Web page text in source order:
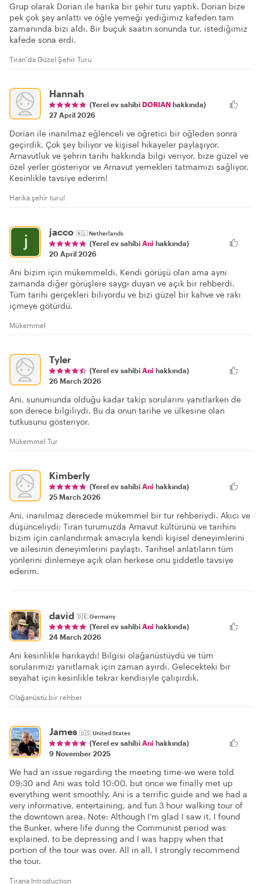
Grup olarak Dorian ile harika bir şehir turu yaptık. Dorian bize
pek çok şey anlattı ve öğle yemeği yediğimiz kafeden tam
zamanında bizi aldı. Bir buçuk saatin sonunda tur, istediğimiz
kafede sona erdi.
Tiran'da Güzel Şehir Turu
Hannah
(Yerel ev sahibi DORIAN hakkında)
27 April 2026
Dorian ile inanılmaz eğlenceli ve öğretici bir öğleden sonra
geçirdik. Çok şey biliyor ve kişisel hikayeler paylaşıyor.
Arnavutluk ve şehrin tarihi hakkında bilgi veriyor, bize güzel ve
özel yerler gösteriyor ve Arnavut yemekleri tatmamızı sağlıyor.
Kesinlikle tavsiye ederim!
Harika şehir turu!
jacco 🇳🇱Netherlands
(Yerel ev sahibi Ani hakkında)
20 April 2026
Ani bizim için mükemmeldi. Kendi görüşü olan ama aynı
zamanda diğer görüşlere saygı duyan ve açık bir rehberdi.
Tüm tarihi gerçekleri biliyordu ve bizi güzel bir kahve ve rakı
içmeye götürdü.
Mükemmel
Tyler
(Yerel ev sahibi Ani hakkında)
26 March 2026
Ani, sunumunda olduğu kadar takip sorularını yanıtlarken de
son derece bilgiliydi. Bu da onun tarihe ve ülkesine olan
tutkusunu gösteriyor.
Mükemmel Tur
Kimberly
(Yerel ev sahibi Ani hakkında)
25 March 2026
Ani, inanılmaz derecede mükemmel bir tur rehberiydi. Akıcı ve
düşünceliydi; Tiran turumuzda Arnavut kültürünü ve tarihini
bizim için canlandırmak amacıyla kendi kişisel deneyimlerini
ve ailesinin deneyimlerini paylaştı. Tarihsel anlatıların tüm
yönlerini dinlemeye açık olan herkese onu şiddetle tavsiye
ederim.
david 🇩🇪Germany
(Yerel ev sahibi Ani hakkında)
24 March 2026
Ani kesinlikle harikaydı! Bilgisi olağanüstüydü ve tüm
sorularımızı yanıtlamak için zaman ayırdı. Gelecekteki bir
seyahat için kesinlikle tekrar kendisiyle çalışırdık.
Olağanüstü bir rehber
James 🇺🇸United States
(Yerel ev sahibi Ani hakkında)
9 November 2025
We had an issue regarding the meeting time-we were told
09:30 and Ani was told 10:00, but once we finally met up
everything went smoothly. Ani is a terrific guide and we had a
very informative, entertaining, and fun 3 hour walking tour of
the downtown area. Note: Although I’m glad I saw it, I found
the Bunker, where life during the Communist period was
explained, to be depressing and I was happy when that
portion of the tour was over. All in all, I strongly recommend
the tour.
Tirana Introduction